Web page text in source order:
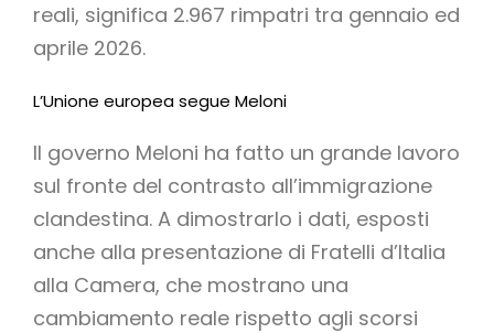
reali, significa 2.967 rimpatri tra gennaio ed
aprile 2026.
L’Unione europea segue Meloni
Il governo Meloni ha fatto un grande lavoro
sul fronte del contrasto all’immigrazione
clandestina. A dimostrarlo i dati, esposti
anche alla presentazione di Fratelli d’Italia
alla Camera, che mostrano una
cambiamento reale rispetto agli scorsi